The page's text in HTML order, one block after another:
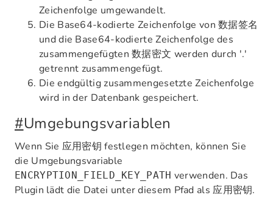
Zeichenfolge umgewandelt.
Die Base64-kodierte Zeichenfolge von数据签名
und die Base64-kodierte Zeichenfolge des
zusammengefügten数据密文 werden durch '.'
getrennt zusammengefügt.
Die endgültig zusammengesetzte Zeichenfolge
wird in der Datenbank gespeichert.
#Umgebungsvariablen
Wenn Sie 应用密钥 festlegen möchten, können Sie
die Umgebungsvariable
ENCRYPTION_FIELD_KEY_PATH verwenden. Das
Plugin lädt die Datei unter diesem Pfad als应用密钥.